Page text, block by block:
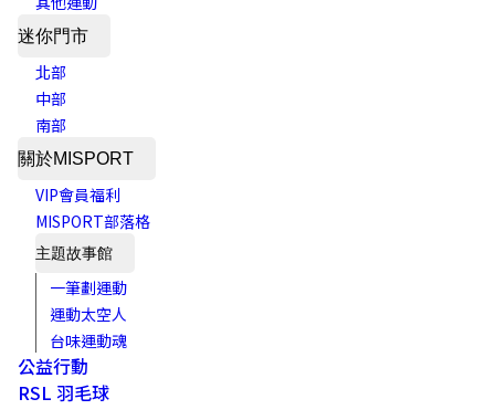
迷你門市
北部
中部
南部
關於MISPORT
VIP會員福利
MISPORT部落格
主題故事館
一筆劃運動
運動太空人
台味運動魂
公益行動
RSL 羽毛球